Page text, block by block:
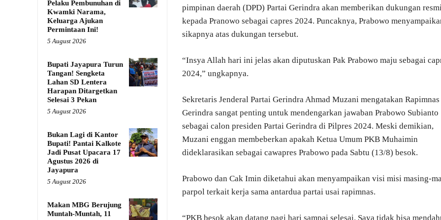
Pelaku Pembunuhan di
Kwamki Narama,
Keluarga Ajukan
Permintaan Ini!
5 August 2026
Bupati Jayapura Turun
Tangan! Sengketa
Lahan SD Lentera
Harapan Ditargetkan
Selesai 3 Pekan
5 August 2026
Bukan Lagi di Kantor
Bupati! Pantai Kalkote
Jadi Pusat Upacara 17
Agustus 2026 di
Jayapura
5 August 2026
Makan MBG Berujung
Muntah-Muntah, 11
pimpinan daerah (DPD) Partai Gerindra akan memberikan dukungan
kepada Pranowo sebagai capres 2024. Puncaknya, Prabowo
sikapnya atas dukungan tersebut.
“Insya Allah hari ini jelas akan diputuskan Pak Prabowo maju sebagai
2024,” ungkapnya.
Sekretaris Jenderal Partai Gerindra Ahmad Muzani mengatakan Rapimnas
Gerindra sangat penting untuk mendengarkan jawaban Prabowo Subianto
sebagai calon presiden Partai Gerindra di Pilpres 2024. Meski demikian,
Muzani enggan membeberkan apakah Ketua Umum PKB Muhaimin
dideklarasikan sebagai cawapres Prabowo pada Sabtu (13/8) besok.
Prabowo dan Cak Imin diketahui akan menyampaikan visi misi masing-
parpol terkait kerja sama antardua partai usai rapimnas.
“PKB besok akan datang pagi hari sampai selesai. Saya tidak bisa